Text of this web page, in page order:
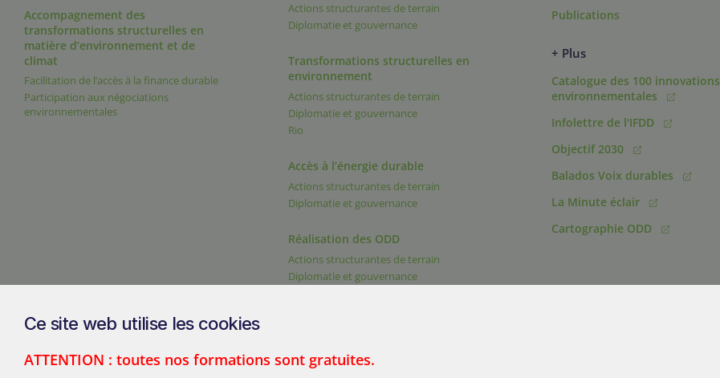
Accompagnement des
transformations structurelles en
matière d’environnement et de
climat
Facilitation de l’accès à la finance durable
Participation aux négociations
environnementales
Actions structurantes de terrain
Diplomatie et gouvernance
Transformations structurelles en
environnement
Actions structurantes de terrain
Diplomatie et gouvernance
Rio
Accès à l’énergie durable
Actions structurantes de terrain
Diplomatie et gouvernance
Réalisation des ODD
Actions structurantes de terrain
Diplomatie et gouvernance
Publications
+ Plus
Catalogue des 100 innovations
environnementales
Infolettre de l'IFDD
Objectif 2030
Balados Voix durables
La Minute éclair
Cartographie ODD
Ce site web utilise les cookies
ATTENTION : toutes nos formations sont gratuites.